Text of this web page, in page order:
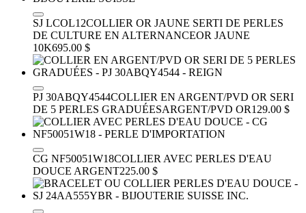
SJ LCOL12COLLIER OR JAUNE SERTI DE PERLES
DE CULTURE EN ALTERNANCEOR JAUNE
10K695.00 $
PJ 30ABQY4544COLLIER EN ARGENT/PVD OR SERI
DE 5 PERLES GRADUÉESARGENT/PVD OR129.00 $
CG NF50051W18COLLIER AVEC PERLES D'EAU
DOUCE ARGENT225.00 $